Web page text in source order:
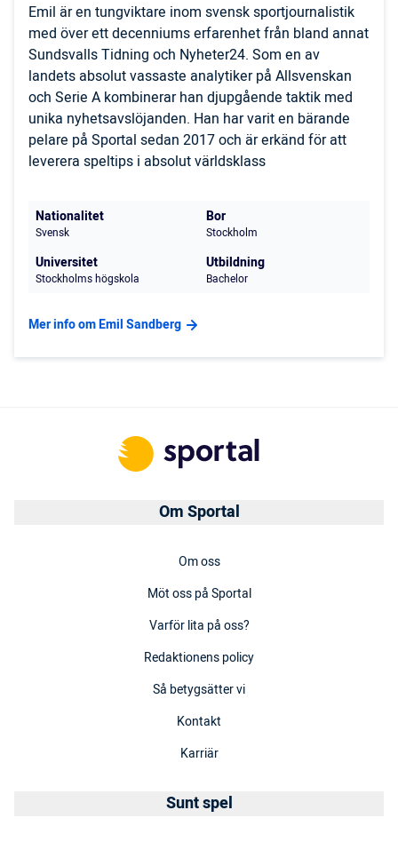
Emil är en tungviktare inom svensk sportjournalistik
med över ett decenniums erfarenhet från bland annat
Sundsvalls Tidning och Nyheter24. Som en av
landets absolut vassaste analytiker på Allsvenskan
och Serie A kombinerar han djupgående taktik med
unika nyhetsavslöjanden. Han har varit en bärande
pelare på Sportal sedan 2017 och är erkänd för att
leverera speltips i absolut världsklass
Nationalitet
Svensk
Bor
Stockholm
Universitet
Stockholms högskola
Utbildning
Bachelor
Mer info om Emil Sandberg
Om Sportal
Om oss
Möt oss på Sportal
Varför lita på oss?
Redaktionens policy
Så betygsätter vi
Kontakt
Karriär
Sunt spel